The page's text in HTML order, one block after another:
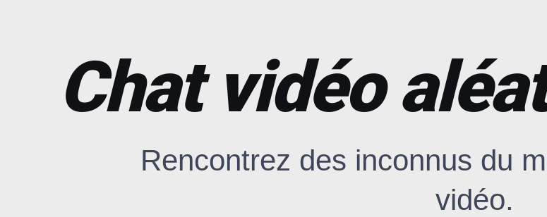
Chat vidéo
Rencontrez des inconnus du
vidéo.